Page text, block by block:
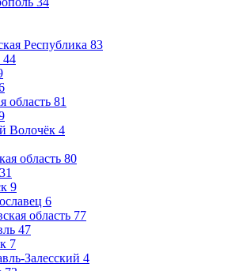
Республика 83
44
область 81
Волочёк 4
область 80
31
9
6
область 77
47
7
Залесский 4